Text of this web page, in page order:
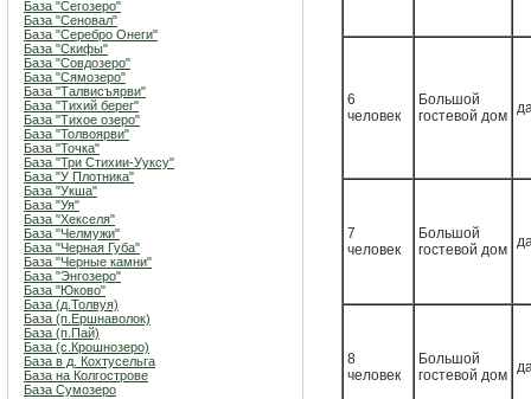
База "Сегозеро"
База "Сеновал"
База "Серебро Онеги"
База "Скифы"
База "Совдозеро"
База "Сямозеро"
База "Талвисъярви"
База "Тихий берег"
База "Тихое озеро"
База "Толвоярви"
База "Точка"
База "Три Стихии-Ууксу"
База "У Плотника"
База "Укша"
База "Уя"
База "Хекселя"
База "Челмужи"
База "Черная Губа"
База "Черные камни"
База "Энгозеро"
База "Юково"
База (д.Толвуя)
База (п.Ершнаволок)
База (п.Пай)
База (с.Крошнозеро)
База в д. Кохтусельга
База на Колгострове
База Сумозеро
6
человек
Большой
гостевой дом
7
человек
Большой
гостевой дом
8
человек
Большой
гостевой дом